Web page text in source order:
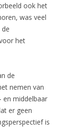
ook het
was veel
het
de
nemen van
en middelbaar
er geen
is